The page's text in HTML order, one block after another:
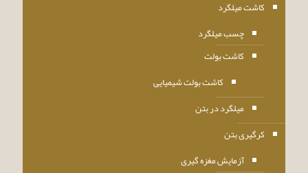
کاشت میلگرد
چسب میلگرد
کاشت بولت
کاشت بولت شیمیایی
میلگرد در بتن
کرگیری بتن
آزمایش مغزه گیری